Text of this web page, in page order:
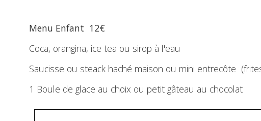
Menu Enfant 12€
Coca, orangina, ice tea ou sirop à l'eau
Saucisse ou steack haché maison ou mini entrecôte
1 Boule de glace au choix ou petit gâteau au chocolat